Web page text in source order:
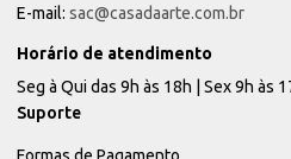
E-mail: sac@casadaarte.com.br
Horário de atendimento
Seg à Qui das 9h às 18h | Sex 9h às
Suporte